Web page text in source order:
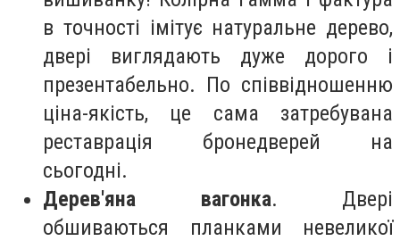
в точності імітує натуральне дерево,
двері виглядають дуже дорого і
презентабельно. По співвідношенню
ціна-якість, це сама затребувана
реставрація бронедверей на
сьогодні.
Дерев'яна вагонка. Двері
обшиваються планками невеликої